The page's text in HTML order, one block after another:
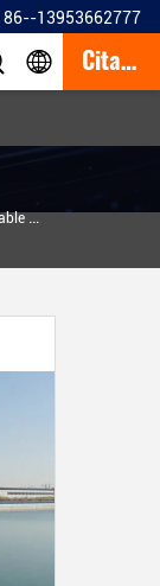
86--13953662777
Citation
>